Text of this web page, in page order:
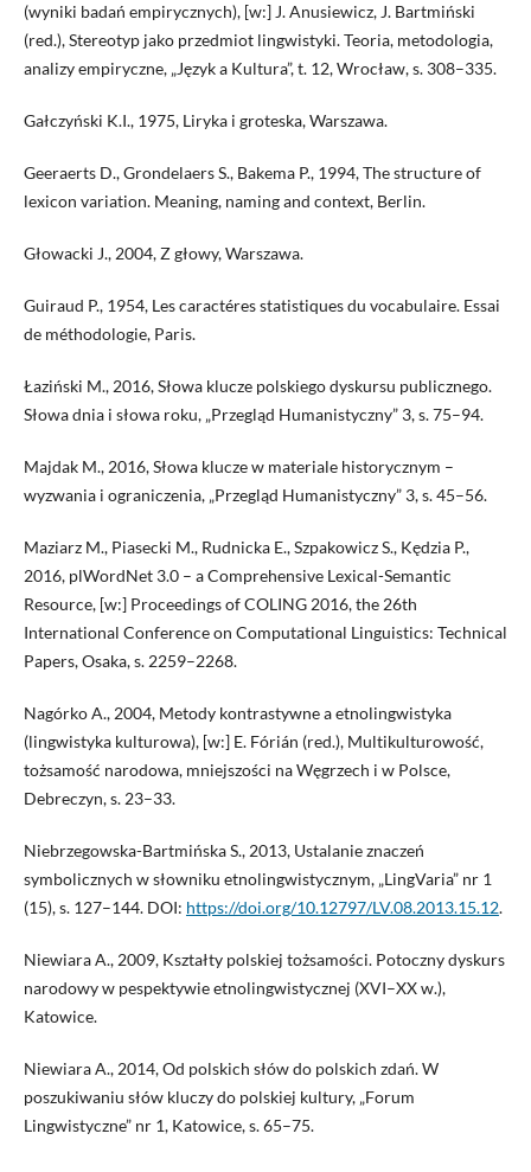
(wyniki badań empirycznych), [w:] J. Anusiewicz, J. Bartmiński
(red.), Stereotyp jako przedmiot lingwistyki. Teoria, metodologia,
analizy empiryczne, „Język a Kultura”, t. 12, Wrocław, s. 308–335.
Gałczyński K.I., 1975, Liryka i groteska, Warszawa.
Geeraerts D., Grondelaers S., Bakema P., 1994, The structure of
lexicon variation. Meaning, naming and context, Berlin.
Głowacki J., 2004, Z głowy, Warszawa.
Guiraud P., 1954, Les caractéres statistiques du vocabulaire. Essai
de méthodologie, Paris.
Łaziński M., 2016, Słowa klucze polskiego dyskursu publicznego.
Słowa dnia i słowa roku, „Przegląd Humanistyczny” 3, s. 75–94.
Majdak M., 2016, Słowa klucze w materiale historycznym –
wyzwania i ograniczenia, „Przegląd Humanistyczny” 3, s. 45–56.
Maziarz M., Piasecki M., Rudnicka E., Szpakowicz S., Kędzia P.,
2016, plWordNet 3.0 – a Comprehensive Lexical-Semantic
Resource, [w:] Proceedings of COLING 2016, the 26th
International Conference on Computational Linguistics: Technical
Papers, Osaka, s. 2259–2268.
Nagórko A., 2004, Metody kontrastywne a etnolingwistyka
(lingwistyka kulturowa), [w:] E. Fórián (red.), Multikulturowość,
tożsamość narodowa, mniejszości na Węgrzech i w Polsce,
Debreczyn, s. 23–33.
Niebrzegowska-Bartmińska S., 2013, Ustalanie znaczeń
symbolicznych w słowniku etnolingwistycznym, „LingVaria” nr 1
(15), s. 127–144. DOI: https://doi.org/10.12797/LV.08.2013.15.12.
Niewiara A., 2009, Kształty polskiej tożsamości. Potoczny dyskurs
narodowy w pespektywie etnolingwistycznej (XVI–XX w.),
Katowice.
Niewiara A., 2014, Od polskich słów do polskich zdań. W
poszukiwaniu słów kluczy do polskiej kultury, „Forum
Lingwistyczne” nr 1, Katowice, s. 65–75.